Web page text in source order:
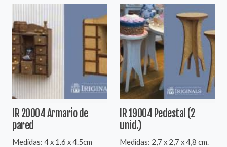
IR 20004 Armario de
pared
Medidas: 4 x 1.6 x 4.5cm
IR 19004 Pedestal (2
unid.)
Medidas: 2,7 x 2,7 x 4,8 cm.